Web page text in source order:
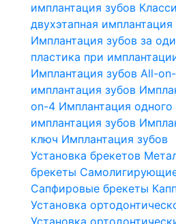
имплантация зубов
двухэтапная имплантация
Имплантация зубов за
пластика при
Имплантация зубов All-
имплантация зубов
on-4 Имплантация одного
имплантация зубов
ключ Имплантация зубов
Установка брекетов
брекеты
Сапфировые брекеты
Установка
Установка